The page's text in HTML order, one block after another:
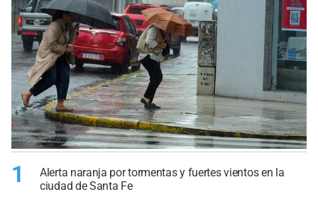
1
Alerta naranja por tormentas y fuertes vientos en la
ciudad de Santa Fe